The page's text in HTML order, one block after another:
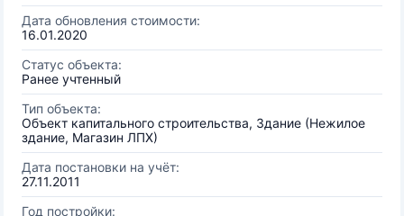
Дата обновления стоимости:
16.01.2020
Статус объекта:
Ранее учтенный
Тип объекта:
Объект капитального строительства, Здание (Нежилое
здание, Магазин ЛПХ)
Дата постановки на учёт:
27.11.2011
Год постройки: